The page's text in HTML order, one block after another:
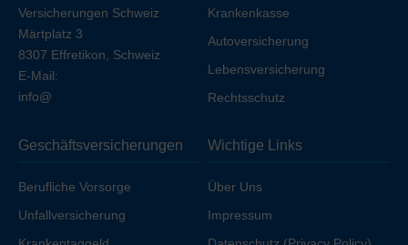
Versicherungen Schweiz
Märtplatz 3
8307 Effretikon, Schweiz
E-Mail:
info@
Krankenkasse
Autoversicherung
Lebensversicherung
Rechtsschutz
Geschäftsversicherungen
Berufliche Vorsorge
Unfallversicherung
Wichtige Links
Über Uns
Impressum